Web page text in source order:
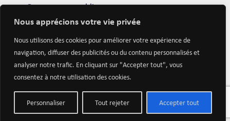
Nous apprécions votre vie privée
Nous utilisons des cookies pour améliorer votre expérience de
navigation, diffuser des publicités ou du contenu personnalisés et
analyser notre trafic. En cliquant sur "Accepter tout", vous
consentez à notre utilisation des cookies.
Personnaliser Tout rejeter Accepter tout
Ouverture au public
du lundi au vendredi de 9h00 à 12h00
et de 14h00 à 16h30
(fermeture à 16h00 le vendredi)
Mentions légales Nous contacter Actualités